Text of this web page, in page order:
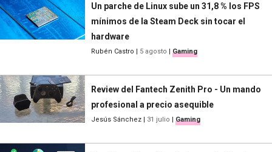
Un parche de Linux sube un 31,8 % los FPS
mínimos de la Steam Deck sin tocar el
hardware
Rubén Castro | 5 agosto | Gaming
Review del Fantech Zenith Pro - Un mando
profesional a precio asequible
Jesús Sánchez | 31 julio | Gaming